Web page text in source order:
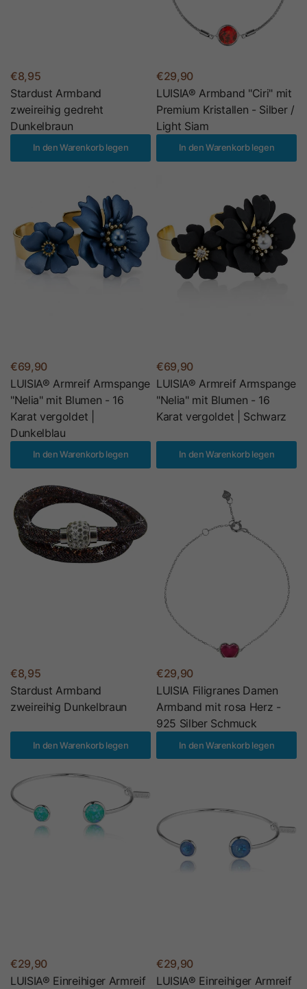
€8,95
Stardust Armband
zweireihig gedreht
Dunkelbraun
In den Warenkorb legen
€29,90
LUISIA® Armband "Ciri" mit
Premium Kristallen - Silber /
Light Siam
In den Warenkorb legen
€69,90
LUISIA® Armreif Armspange
"Nelia" mit Blumen - 16
Karat vergoldet |
Dunkelblau
In den Warenkorb legen
€69,90
LUISIA® Armreif Armspange
"Nelia" mit Blumen - 16
Karat vergoldet | Schwarz
In den Warenkorb legen
€8,95
Stardust Armband
zweireihig Dunkelbraun
In den Warenkorb legen
€29,90
LUISIA Filigranes Damen
Armband mit rosa Herz -
925 Silber Schmuck
In den Warenkorb legen
€29,90
LUISIA® Einreihiger Armreif
€29,90
LUISIA® Einreihiger Armreif